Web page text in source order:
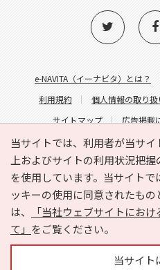
当サイトでは、利用者が当サ
上およびサイトの利用状況把
を使用しています。当サイト
ッキーの使用に同意されたも
は、
「当社ウェブサイトにお
て」 をご覧ください。
当サイト
e-NAVITA（イーナビタ）とは？
利用規約
個人情報の取り
サイトマップ
広告掲載
サイトの内容に関
Copyright ©